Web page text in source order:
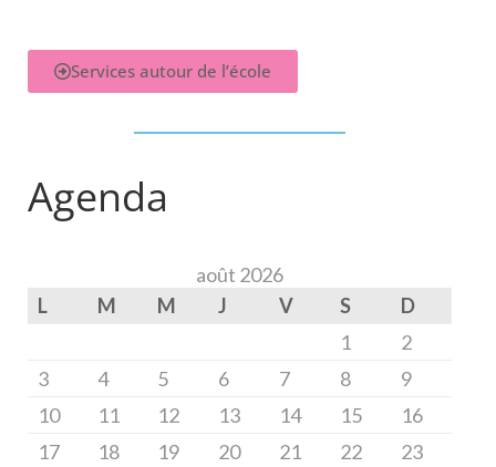
Services autour de l’école
Agenda
août 2026
L
M M J V S
D
1
2
3
4 5 6 7 8
9
10
11 12 13 14 15
16
17
18 19 20 21 22
23